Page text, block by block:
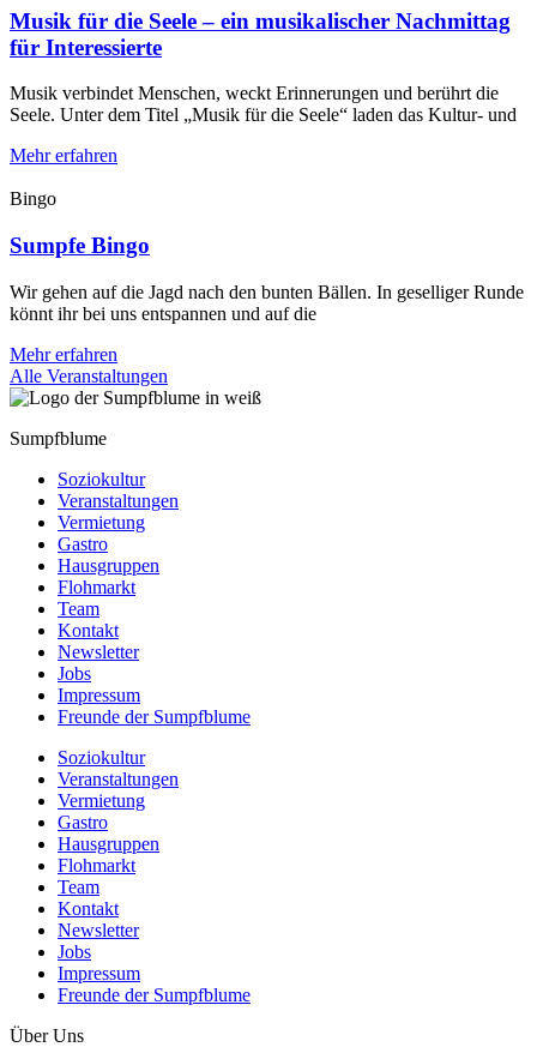
Musik für die Seele – ein musikalischer Nachmittag
für Interessierte
Musik verbindet Menschen, weckt Erinnerungen und berührt die
Seele. Unter dem Titel „Musik für die Seele“ laden das Kultur- und
Mehr erfahren
Bingo
Sumpfe Bingo
Wir gehen auf die Jagd nach den bunten Bällen. In geselliger Runde
könnt ihr bei uns entspannen und auf die
Mehr erfahren
Alle Veranstaltungen
Sumpfblume
Soziokultur
Veranstaltungen
Vermietung
Gastro
Hausgruppen
Flohmarkt
Team
Kontakt
Newsletter
Jobs
Impressum
Freunde der Sumpfblume
Soziokultur
Veranstaltungen
Vermietung
Gastro
Hausgruppen
Flohmarkt
Team
Kontakt
Newsletter
Jobs
Impressum
Freunde der Sumpfblume
Über Uns